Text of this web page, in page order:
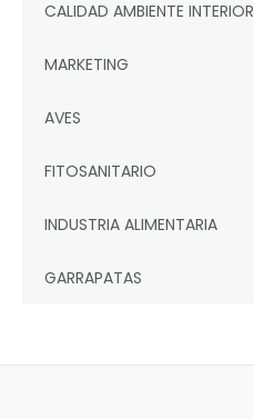
CALIDAD AMBIENTE INTERIOR
MARKETING
AVES
FITOSANITARIO
INDUSTRIA ALIMENTARIA
GARRAPATAS